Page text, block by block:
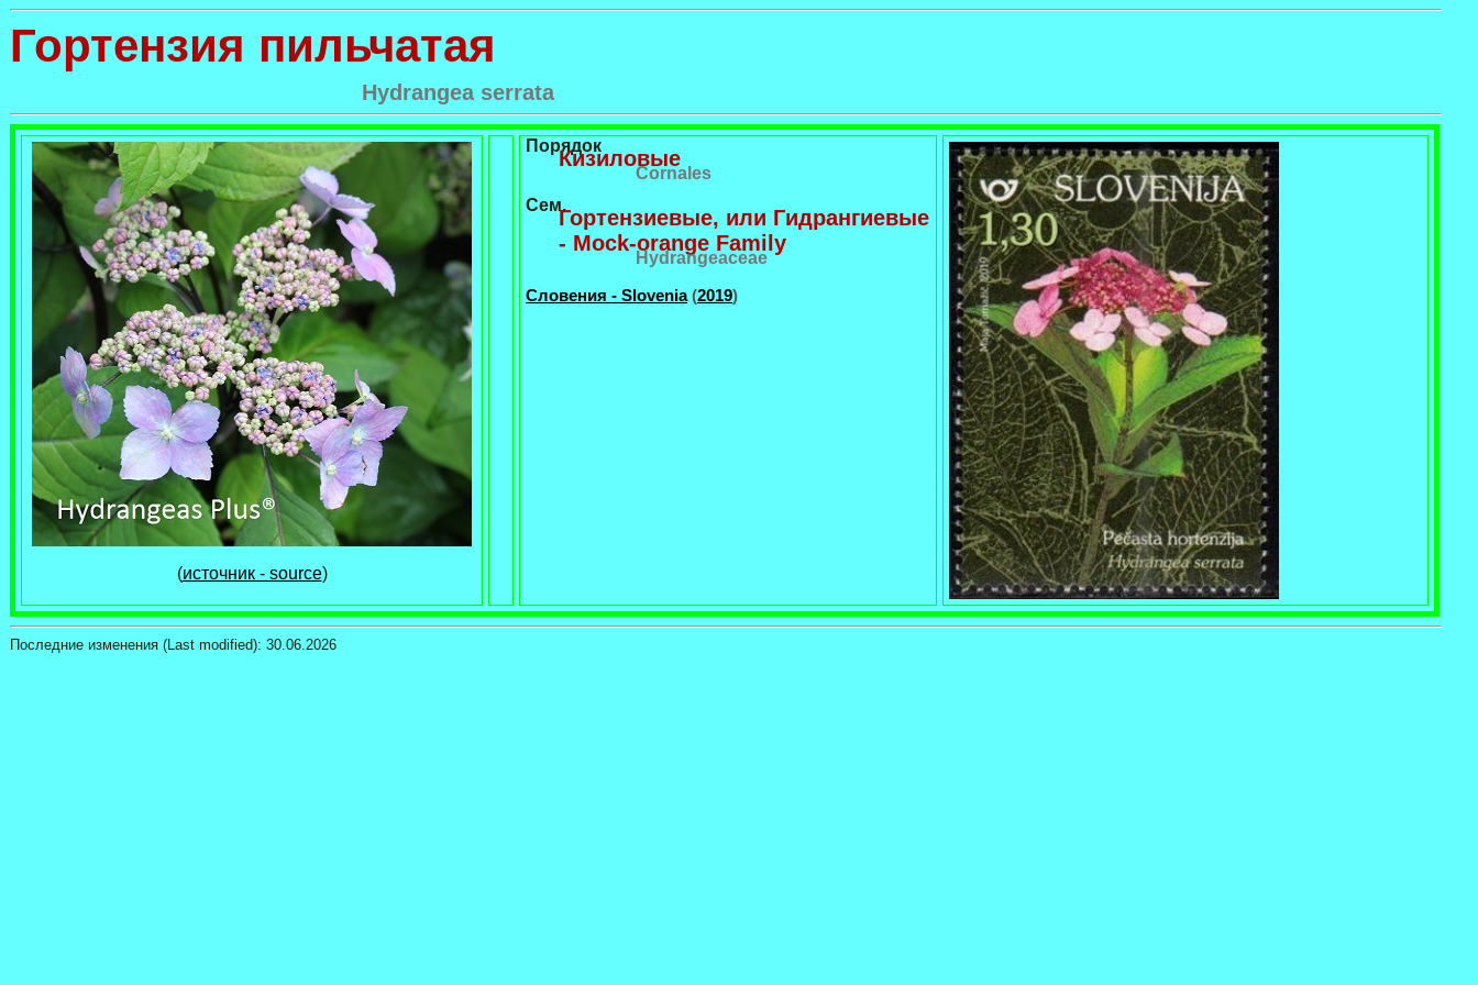
Гортензия пильчатая
Hydrangea serrata
(источник - source)
Порядок
Кизиловые
Cornales
Сем.
Гортензиевые, или Гидрангиевые
- Mock-orange Family
Hydrangeaceae
Словения - Slovenia(2019)
Последние изменения (Last modified): 30.06.2026